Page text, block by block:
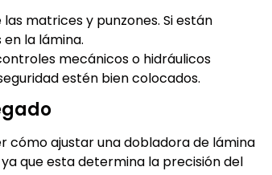
matrices y punzones. Si están
la lámina.
mecánicos o hidráulicos
estén bien colocados.
cómo ajustar una dobladora de lámina
que esta determina la precisión del